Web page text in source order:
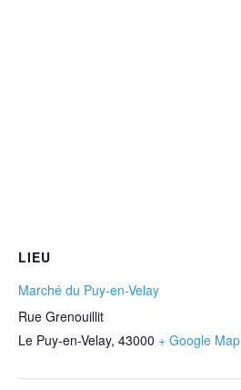
LIEU
Marché du Puy-en-Velay
Rue Grenouillit
Le Puy-en-Velay, 43000 + Google Map